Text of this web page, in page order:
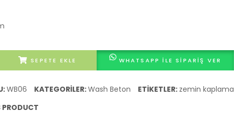
SEPETE EKLE WHATSAPP ILE SIPARIŞ VER
WB06 KATEGORILER:Wash Beton ETIKETLER: zemin kaplama
PRODUCT